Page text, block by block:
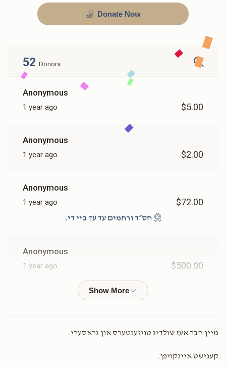
Donate Now
52 Donors
Anonymous
1 year ago $5.00
Anonymous
1 year ago $2.00
Anonymous
1 year ago $72.00
חס״ד ורחמים עד עד ביי די.
Anonymous
1 year ago $500.00
ישעות ורפאות
מיין חבר אעז שולדיג טויזענטערס און גראסערי.
קענישט איינקויפן.